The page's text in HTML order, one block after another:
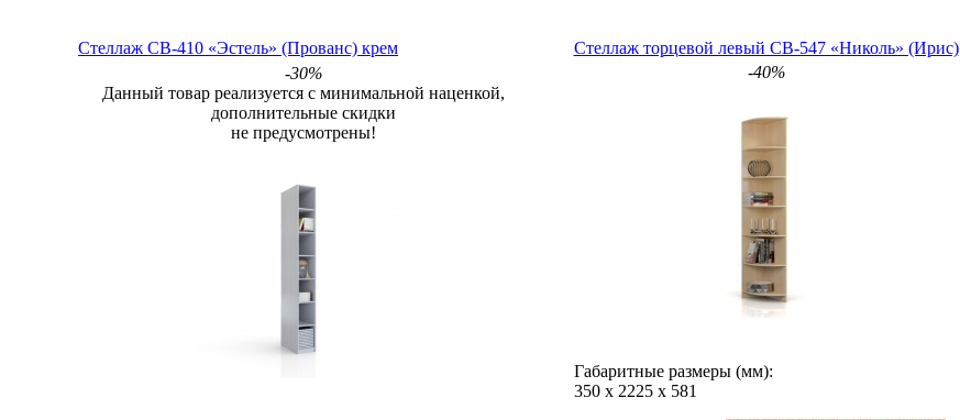
Стеллаж СВ-410 «Эстель» (Прованс) крем
-30%
Данный товар реализуется с минимальной наценкой,
дополнительные скидки
не предусмотрены!
Стеллаж торцевой левый СВ-547 «Николь» (Ирис)
-40%
Габаритные размеры (мм):
350х 2225х 581